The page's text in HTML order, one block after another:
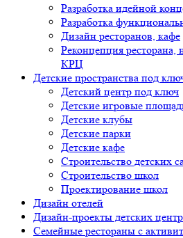
Разработка идейной
Разработка
Дизайн ресторанов, кафе
Реконцепция ресторана,
КРЦ
Детские пространства под
Детский центр под ключ
Детские игровые
Детские клубы
Детские парки
Детские кафе
Строительство детских
Строительство школ
Проектирование школ
Дизайн отелей
Дизайн-проекты детских
Семейные рестораны с